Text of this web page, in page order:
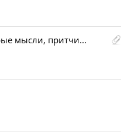
мысли, притчи...